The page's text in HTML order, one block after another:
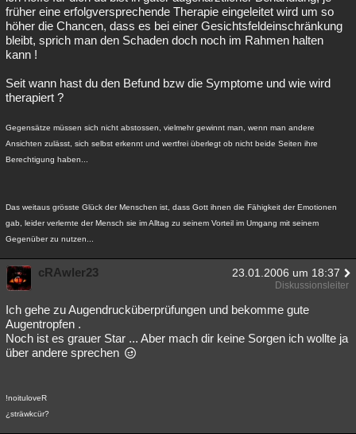
früher eine erfolgversprechende Therapie eingeleitet wird um so
höher die Chancen, dass es bei einer Gesichtsfeldeinschränkung
bleibt, sprich man den Schaden doch noch im Rahmen halten
kann !
Seit wann hast du den Befund bzw die Symptome und wie wird
therapiert ?
Gegensätze müssen sich nicht abstossen, vielmehr gewinnt man, wenn man andere
Ansichten zulässt, sich selbst erkennt und wertfrei überlegt ob nicht beide Seiten ihre
Berechtigung haben...
Das weitaus grösste Glück der Menschen ist, dass Gott ihnen die Fähigkeit der Emotionen
gab, leider verlernte der Mensch sie im Alltag zu seinem Vorteil im Umgang mit seinem
Gegenüber zu nutzen...
cRAwler23 23.01.2006 um 18:37
Diskussionsleiter
Ich gehe zu Augendrucküberprüfungen und bekomme gute
Augentropfen .
Noch ist es grauer Star ... Aber mach dir keine Sorgen ich wollte ja
über andere sprechen
!noituloveR
¿sträwkcür?